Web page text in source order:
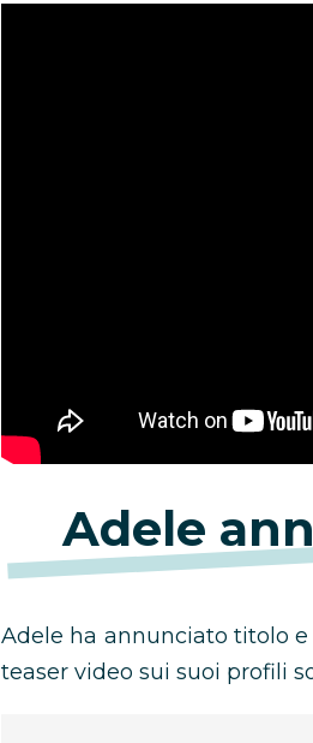
Adele
Adele ha annunciato titolo e
teaser video sui suoi profili